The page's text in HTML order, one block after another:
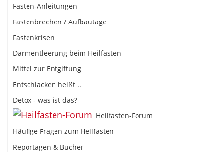
Fasten-Anleitungen
Fastenbrechen / Aufbautage
Fastenkrisen
Darmentleerung beim Heilfasten
Mittel zur Entgiftung
Entschlacken heißt ...
Detox - was ist das?
Heilfasten-Forum
Häufige Fragen zum Heilfasten
Reportagen & Bücher